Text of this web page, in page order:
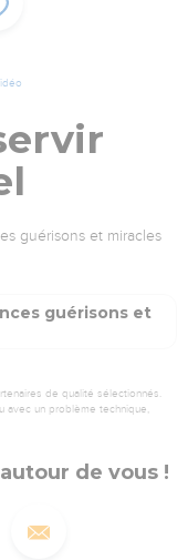
guérisons et miracles
guérisons et
de qualité sélectionnés.
avec un problème technique,
de vous !